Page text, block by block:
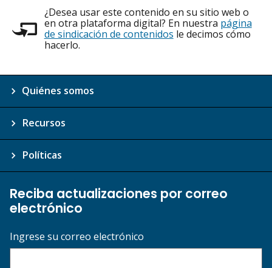
¿Desea usar este contenido en su sitio web o
en otra plataforma digital? En nuestra página
de sindicación de contenidos le decimos cómo
hacerlo.
Quiénes somos
Recursos
Políticas
Reciba actualizaciones por correo
electrónico
Ingrese su correo electrónico